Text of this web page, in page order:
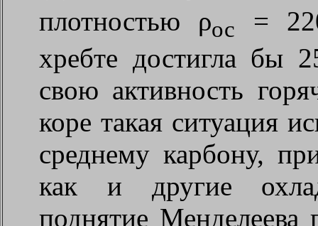
плотностью ρос
=
хребте достигла бы
свою активность
коре такая ситуация
среднему карбону,
как и другие
поднятие Менделеева